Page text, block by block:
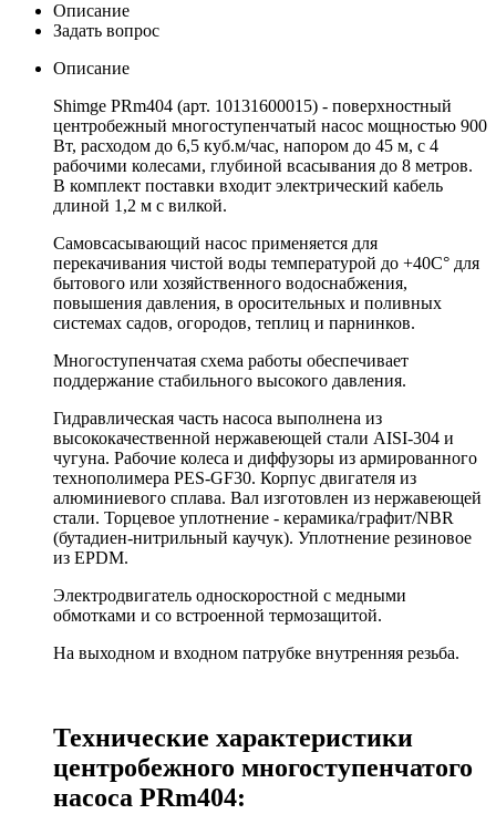
Описание
Задать вопрос
Описание
Shimge PRm404 (арт. 10131600015) - поверхностный
центробежный многоступенчатый насос мощностью 900
Вт, расходом до 6,5 куб.м/час, напором до 45 м, с 4
рабочими колесами, глубиной всасывания до 8 метров.
В комплект поставки входит электрический кабель
длиной 1,2 м с вилкой.
Самовсасывающий насос применяется для
перекачивания чистой воды температурой до +40С° для
бытового или хозяйственного водоснабжения,
повышения давления, в оросительных и поливных
системах садов, огородов, теплиц и парнинков.
Многоступенчатая схема работы обеспечивает
поддержание стабильного высокого давления.
Гидравлическая часть насоса выполнена из
высококачественной нержавеющей стали AISI-304 и
чугуна. Рабочие колеса и диффузоры из армированного
технополимера PES-GF30. Корпус двигателя из
алюминиевого сплава. Вал изготовлен из нержавеющей
стали. Торцевое уплотнение - керамика/графит/NBR
(бутадиен-нитрильный каучук). Уплотнение резиновое
из EPDM.
Электродвигатель односкоростной с медными
обмотками и со встроенной термозащитой.
На выходном и входном патрубке внутренняя резьба.
Технические характеристики
центробежного многоступенчатого
насоса PRm404: